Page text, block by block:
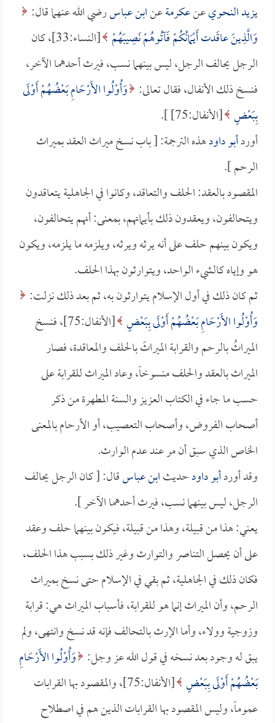
يزيد النحويعنعكرمةعنابن عباسرضي الله عنهما قال:
وَالَّذِينَ عاقَدت أَيْمَانُكُمْ فَآتُوهُمْ نَصِيبَهُمْ
[النساء:33]، كان
الرجل يحالف الرجل، ليس بينهما نسب، فيرث أحدهما الآخر،
فنسخ ذلك الأنفال، فقال تعالى: وَأُوْلُوا الأَرْحَامِ بَعْضُهُمْ أَوْلَى
بِبَعْضٍ [الأنفال:75] ].
أوردأبو داودهذه الترجمة: [ باب نسخ ميراث العقد بميراث
الرحم ].
المقصود بالعقد: الحلف والتعاقد، وكانوا في الجاهلية يتعاقدون
ويتحالفون، ويعقدون ذلك بأيمانهم، بمعنى: أنهم يتحالفون،
ويكون بينهم حلف على أنه يرثه ويرثه، ويلزمه ما يلزمه، ويكون
هو وإياه كالشيء الواحد، ويتوارثون بهذا الحلف.
ثم كان ذلك في أول الإسلام يتوارثون به، ثم بعد ذلك نزلت:
وَأُوْلُوا الأَرْحَامِ بَعْضُهُمْ أَوْلَى بِبَعْضٍ
[الأنفال:75]، فنسخ
الميراثُ بالرحم والقرابة الميراثَ بالحلف والمعاقدة، فصار
الميراث بالعقد والحلف منسوخاً، وعاد الميراث للقرابة على
حسب ما جاء في الكتاب العزيز والسنة المطهرة من ذكر
أصحاب الفروض، وأصحاب التعصيب، أو الأرحام بالمعنى
الخاص الذي سبق أن مر عند عدم الوارث.
وقد أوردأبو داودحديثابن عباسقال: [ كان الرجل يحالف
الرجل، ليس بينهما نسب، فيرث أحدهما الآخر ].
يعني: هذا من قبيلة، وهذا من قبيلة، فيكون بينهما حلف وعقد
على أن يحصل التناصر والتوارث وغير ذلك بسبب هذا الحلف،
فكان ذلك في الجاهلية، ثم بقي في الإسلام حتى نسخ بميراث
الرحم، وأن الميراث إنما هو للقرابة، فأسباب الميراث هي: قرابة
وزوجية وولاء، وأما الإرث بالتحالف فإنه قد نسخ وانتهى، ولم
يبق له وجود بعد نسخه في قول الله عز وجل: وَأُوْلُوا الأَرْحَامِ
بَعْضُهُمْ أَوْلَى بِبَعْضٍ
[الأنفال:75]، والمقصود بها القرابات
عموماً، وليس المقصود بها القرابات الذين هم في اصطلاح